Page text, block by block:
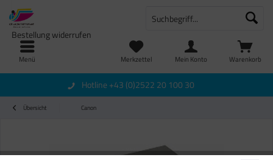
Menü Warenkorb
Merkzettel
Bestellung widerrufen
Mein Konto
Hotline +43 (0)2522 20 100 30
Übersicht Canon